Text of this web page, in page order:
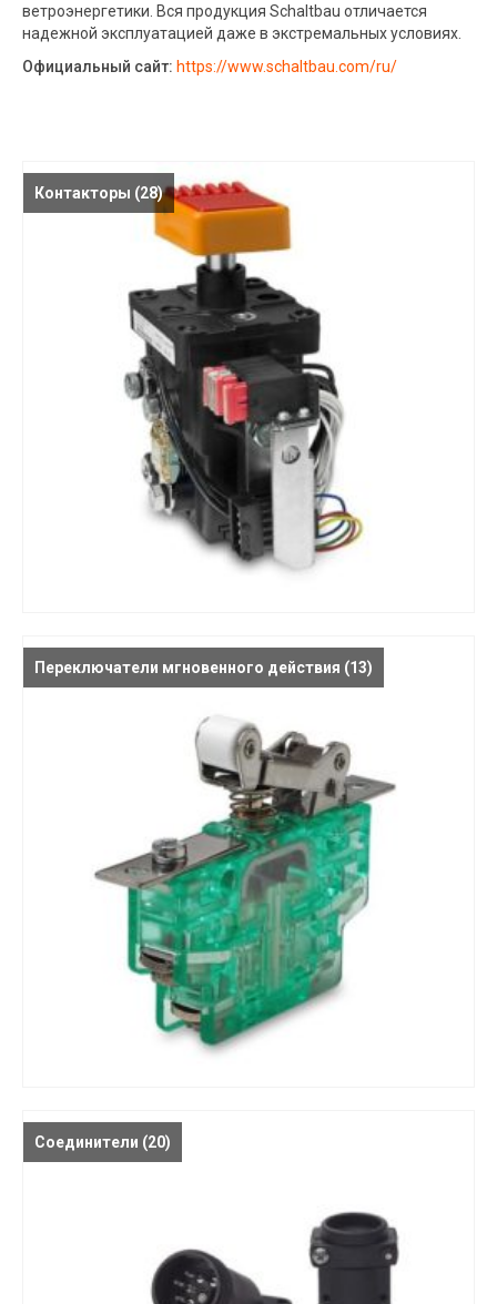
ветроэнергетики. Вся продукция Schaltbau отличается
надежной эксплуатацией даже в экстремальных условиях.
Официальный сайт: https://www.schaltbau.com/ru/
Контакторы (28)
Переключатели мгновенного действия (13)
Соединители (20)